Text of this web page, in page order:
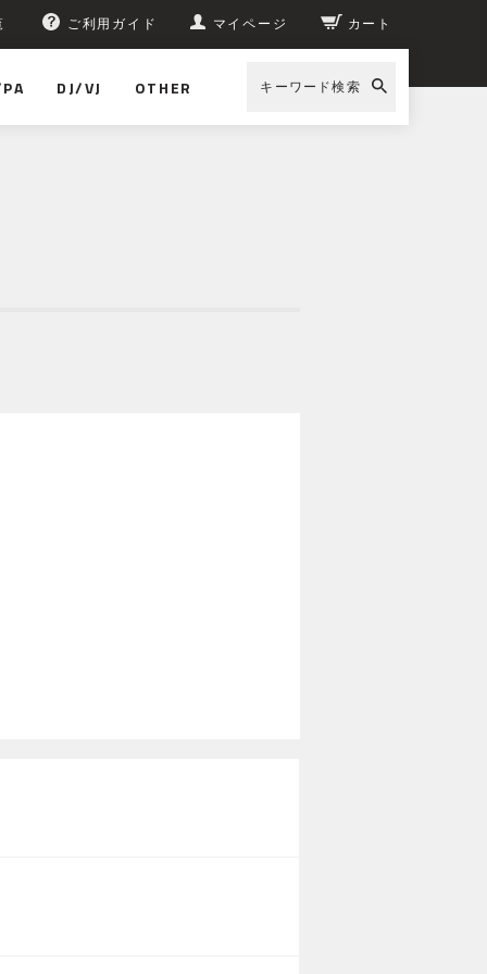
ご利用ガイド マイページ カート
DJ/VJ OTHER キーワード検索